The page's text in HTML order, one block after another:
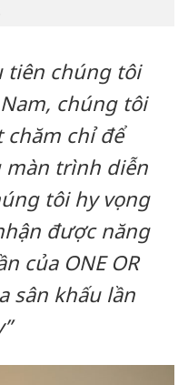
tiên chúng tôi
chúng tôi
chăm chỉ để
trình diễn
tôi hy vọng
được năng
của ONE OR
sân khấu lần